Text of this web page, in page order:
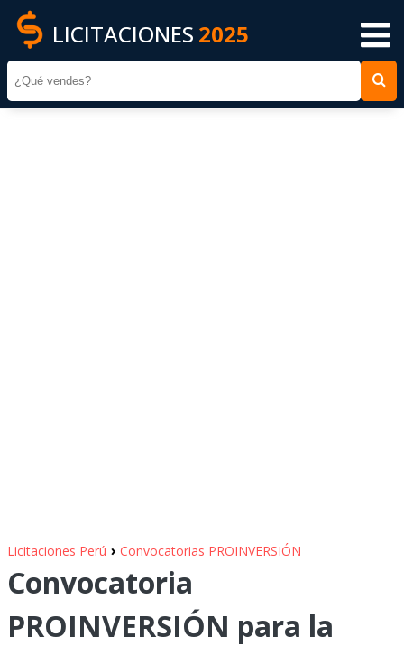
LICITACIONES 2025
Licitaciones Perú › Convocatorias PROINVERSIÓN
Convocatoria
PROINVERSIÓN para la